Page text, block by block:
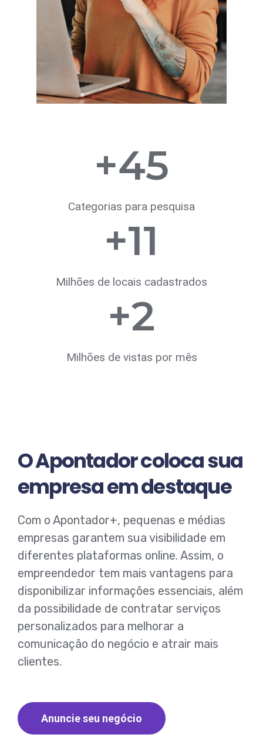
+45
Categorias para pesquisa
+11
Milhões de locais cadastrados
+2
Milhões de vistas por mês
O Apontador coloca sua
empresa em destaque
Com o Apontador+, pequenas e médias
empresas garantem sua visibilidade em
diferentes plataformas online. Assim, o
empreendedor tem mais vantagens para
disponibilizar informações essenciais, além
da possibilidade de contratar serviços
personalizados para melhorar a
comunicação do negócio e atrair mais
clientes.
Anuncie seu negócio